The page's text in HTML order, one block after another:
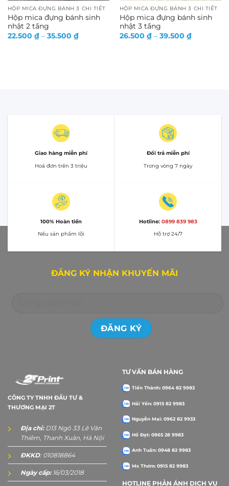
HỘP MICA ĐỰNG BÁNH 3 CHI TIẾT
Hộp mica đựng bánh sinh
nhật 2 tầng
22.500 ₫ – 35.500 ₫Khoảng
giá:
HỘP MICA ĐỰNG BÁNH 3 CHI TIẾT
Hộp mica đựng bánh sinh
nhật 3 tầng
26.500 ₫ – 39.500 ₫Khoảng
giá:
Giao hàng miễn phí
Hoá đơn trên 3 triệu
Đổi trả miễn phí
Trong vòng 7 ngày
100% Hoàn tiền
Nếu sản phẩm lỗi
Hotline: 0899 839 983
Hỗ trợ 24/7
ĐĂNG KÝ NHẬN KHUYẾN MÃI
CÔNG TY TNHH ĐẦU TƯ &
THƯƠNG MẠI 2T
Địa chỉ:D13 Ngõ 33 Lê Văn
Thiêm, Thanh Xuân, Hà Nội
ĐKKD: 010818864
Ngày cấp:16/03/2018
TƯ VẤN BÁN HÀNG
Tiến Thành: 0964 82 9983
Hải Yến: 0915 82 9983
Nguyễn Mai: 0962 82 9933
Hồ Đạt: 0965 28 9983
Anh Tuấn: 0948 82 9983
Ms Thơm: 0915 82 9983
HOTLINE PHẢN ÁNH DỊCH VỤ